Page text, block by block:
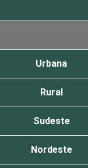
Urbana
Rural
Sudeste
Nordeste